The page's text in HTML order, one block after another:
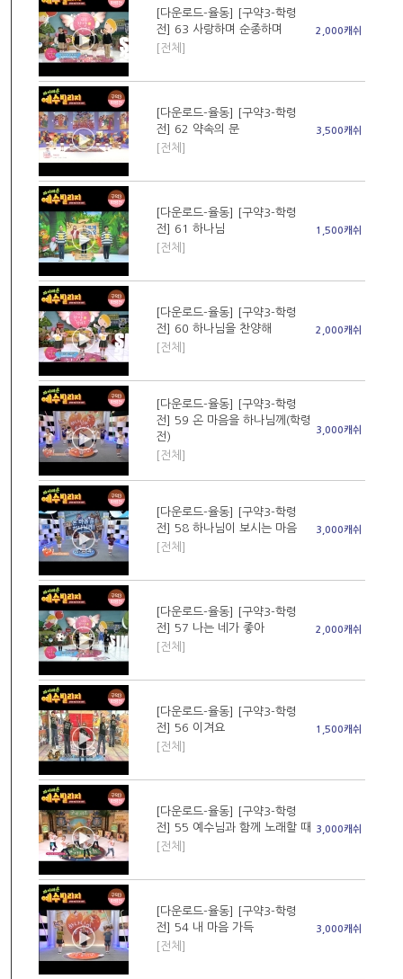
[다운로드-율동] [구약3-학령
전] 63 사랑하며 순종하며
[전체]
2,000캐쉬
[다운로드-율동] [구약3-학령
전] 62 약속의 문
[전체]
3,500캐쉬
[다운로드-율동] [구약3-학령
전] 61 하나님
[전체]
1,500캐쉬
[다운로드-율동] [구약3-학령
전] 60 하나님을 찬양해
[전체]
2,000캐쉬
[다운로드-율동] [구약3-학령
전] 59 온 마음을 하나님께(학령
전)
[전체]
3,000캐쉬
[다운로드-율동] [구약3-학령
전] 58 하나님이 보시는 마음
[전체]
3,000캐쉬
[다운로드-율동] [구약3-학령
전] 57 나는 네가 좋아
[전체]
2,000캐쉬
[다운로드-율동] [구약3-학령
전] 56 이겨요
[전체]
1,500캐쉬
[다운로드-율동] [구약3-학령
전] 55 예수님과 함께 노래할 때
[전체]
3,000캐쉬
[다운로드-율동] [구약3-학령
전] 54 내 마음 가득
[전체]
3,000캐쉬